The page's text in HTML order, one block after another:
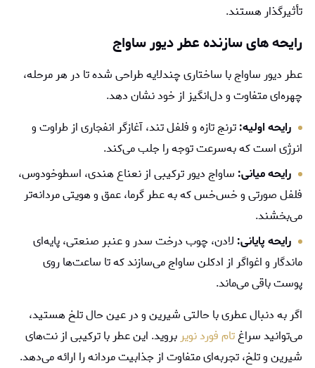
تأثیرگذار هستند.
رایحه‌ های سازنده عطر دیور ساواج
عطر دیور ساواج با ساختاری چندلایه طراحی شده تا در هر مرحله،
چهره‌ای متفاوت و دل‌انگیز از خود نشان دهد.
رایحه اولیه:ترنج تازه و فلفل تند، آغازگر انفجاری از طراوت و
انرژی است که به‌سرعت توجه را جلب می‌کند.
رایحه میانی: ساواج دیور ترکیبی از نعناع هندی، اسطوخودوس،
فلفل صورتی و خس‌خس که به عطر گرما، عمق و هویتی مردانه‌تر
می‌بخشند.
رایحه پایانی: لادن، چوب درخت سدر و عنبر صنعتی، پایه‌ای
ماندگار و اغواگر از ادکلن ساواج می‌سازند که تا ساعت‌ها روی
پوست باقی می‌ماند.
اگر به دنبال عطری با حالتی شیرین و در عین حال تلخ هستید،
می‌توانید سراغتام فورد نوير بروید. این عطر با ترکیبی از نت‌های
شیرین و تلخ، تجربه‌ای متفاوت از جذابیت مردانه را ارائه می‌دهد.